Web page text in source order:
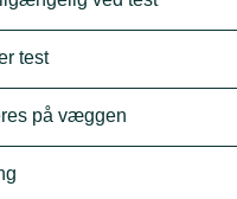
test
på væggen